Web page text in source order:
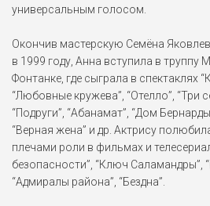
шамаханская
Эмили Поза
Семь жизней
Энн
Мой домашний
универсальным голосом.
Окончив мастерскую Семёна
в 1999 году, Анна вступила в труппу
Фонтанке, где сыграла в спектаклях
“Любовные кружева”, “Отелло”, “Три
“Подруги”, “Абанамат”, “Дом
“Верная жена” и др. Актрису
плечами роли в фильмах и
безопасности”, “Ключ Саламандры”,
“Адмиралы района”, “Бездна”.